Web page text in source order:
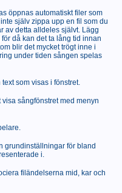
öppnas automatiskt filer som
själv zippa upp en fil som du
av detta alldeles självt. Lägg
då kan det ta lång tid innan
blir det mycket trögt inne i
under tiden sången spelas
som visas i fönstret.
visa sångfönstret med menyn
grundinställningar för bland
i.
filändelserna mid, kar och